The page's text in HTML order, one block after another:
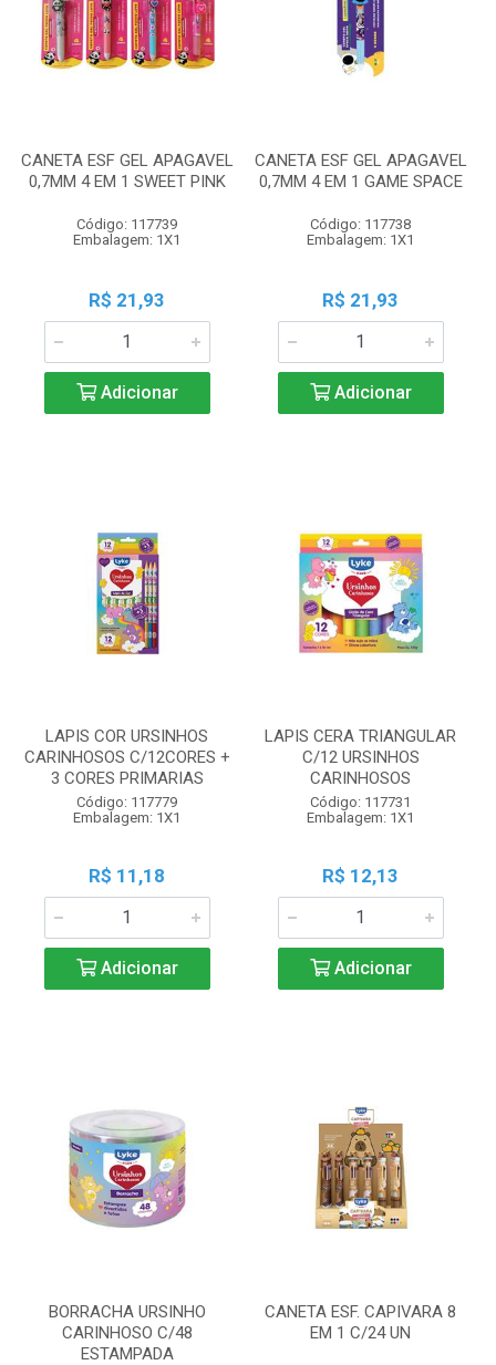
CANETA ESF GEL APAGAVEL
0,7MM 4 EM 1 SWEET PINK
Código: 117739
Embalagem: 1X1
R$ 21,93
Adicionar
CANETA ESF GEL APAGAVEL
0,7MM 4 EM 1 GAME SPACE
Código: 117738
Embalagem: 1X1
R$ 21,93
Adicionar
LAPIS COR URSINHOS
CARINHOSOS C/12CORES +
3 CORES PRIMARIAS
Código: 117779
Embalagem: 1X1
R$ 11,18
Adicionar
LAPIS CERA TRIANGULAR
C/12 URSINHOS
CARINHOSOS
Código: 117731
Embalagem: 1X1
R$ 12,13
Adicionar
BORRACHA URSINHO
CARINHOSO C/48
ESTAMPADA
CANETA ESF. CAPIVARA 8
EM 1 C/24 UN